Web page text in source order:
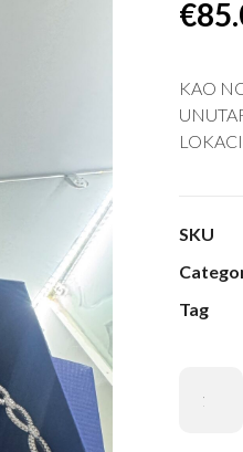
€
KAO
SKU
Tag